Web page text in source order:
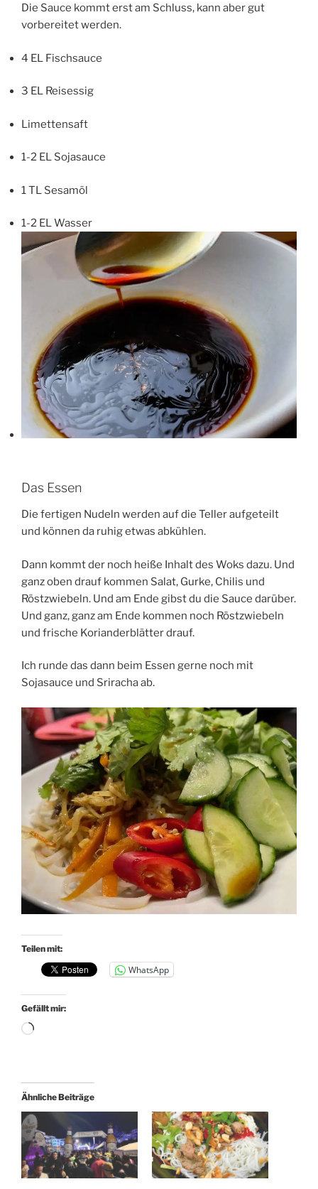
Die Sauce kommt erst am Schluss, kann aber gut
vorbereitet werden.
4 EL Fischsauce
3 EL Reisessig
Limettensaft
1-2 EL Sojasauce
1 TL Sesamöl
1-2 EL Wasser
Das Essen
Die fertigen Nudeln werden auf die Teller aufgeteilt
und können da ruhig etwas abkühlen.
Dann kommt der noch heiße Inhalt des Woks dazu. Und
ganz oben drauf kommen Salat, Gurke, Chilis und
Röstzwiebeln. Und am Ende gibst du die Sauce darüber.
Und ganz, ganz am Ende kommen noch Röstzwiebeln
und frische Korianderblätter drauf.
Ich runde das dann beim Essen gerne noch mit
Sojasauce und Sriracha ab.
Teilen mit:
WhatsApp
Gefällt mir:
Wird
Ähnliche Beiträge